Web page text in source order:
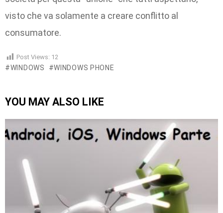
visto che va solamente a creare conflitto al
consumatore.
Post Views: 12
WINDOWS WINDOWS PHONE
YOU MAY ALSO LIKE